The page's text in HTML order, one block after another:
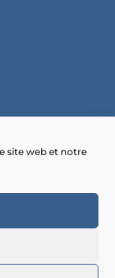
site web et notre
coûts
en achats ?